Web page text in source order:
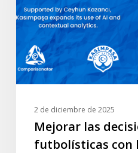
Welcome
Kasımpaşa
2 de diciembre de 2025
Mejorar las
futbolísticas con